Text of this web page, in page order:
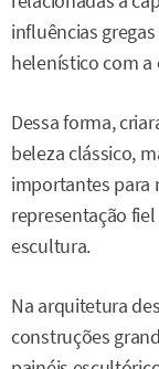
influências
helenístico com
Dessa forma,
beleza clássico,
importantes para
representação
escultura.
Na arquitetura
construções